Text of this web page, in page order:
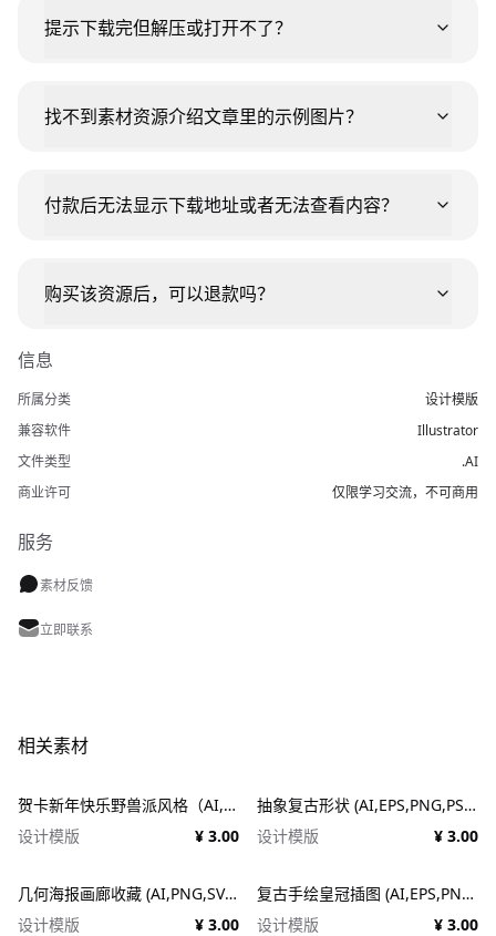
提示下载完但解压或打开不了？
找不到素材资源介绍文章里的示例图片？
付款后无法显示下载地址或者无法查看内容？
购买该资源后，可以退款吗？
信息
所属分类
设计模版
兼容软件
Illustrator
文件类型
.AI
商业许可
仅限学习交流，不可商用
服务
素材反馈
立即联系
相关素材
贺卡新年快乐野兽派风格（AI,EPS）
设计模版
¥ 3.00
抽象复古形状 (AI,EPS,PNG,PSD,SVG)
设计模版
¥ 3.00
几何海报画廊收藏 (AI,PNG,SVG)
设计模版
¥ 3.00
复古手绘皇冠插图 (AI,EPS,PNG,SVG)
设计模版
¥ 3.00